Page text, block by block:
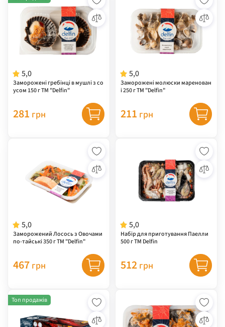
5,0
Заморожені гребінці в мушлі з со
усом 150 г ТМ "Delfin"
281 грн
5,0
Заморожені молюски маренован
і 250 г ТМ "Delfin"
211 грн
5,0
Заморожений Лосось з Овочами
по-тайські 350 г ТМ "Delfin"
467 грн
5,0
Набір для приготування Паелли
500 г TM Delfin
512 грн
Топ продажів